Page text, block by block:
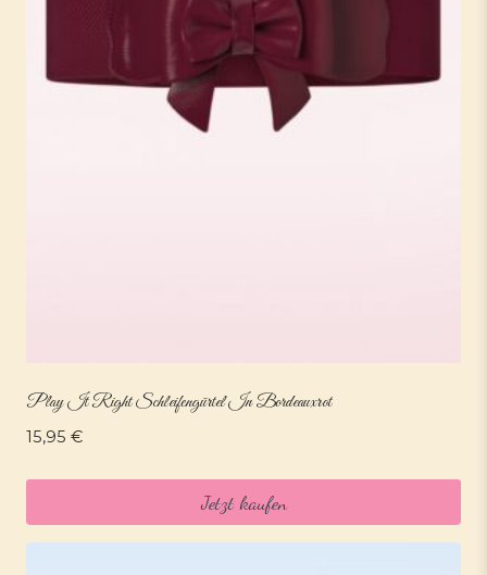
Play It Right Schleifengürtel In Bordeauxrot
15,95 €
Jetzt kaufen